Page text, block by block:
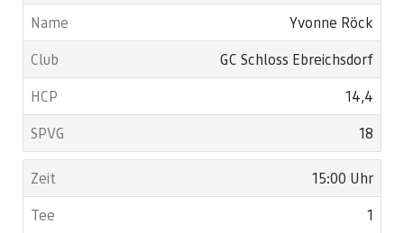
Yvonne Röck
GC Schloss Ebreichsdorf
14,4
18
15:00 Uhr
1